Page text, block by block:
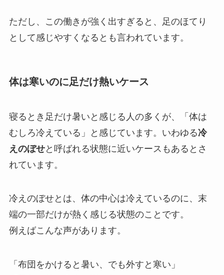
ただし、この働きが強く出すぎると、足のほてり
として感じやすくなるとも言われています。
体は寒いのに足だけ熱いケース
寝るとき足だけ暑いと感じる人の多くが、「体は
むしろ冷えている」と感じています。いわゆる冷
えのぼせと呼ばれる状態に近いケースもあるとさ
れています。
冷えのぼせとは、体の中心は冷えているのに、末
端の一部だけが熱く感じる状態のことです。
例えばこんな声があります。
「布団をかけると暑い、でも外すと寒い」